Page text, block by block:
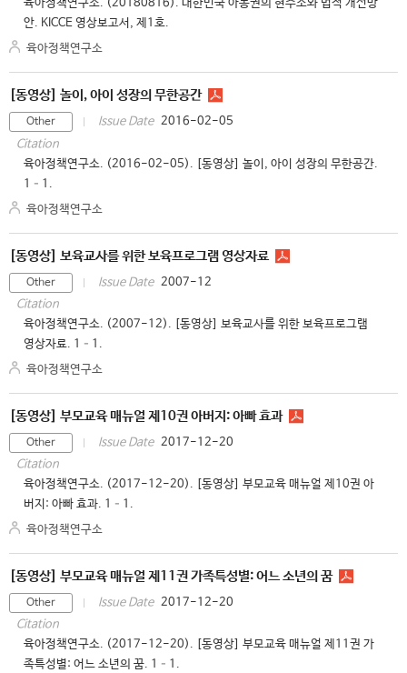
육아정책연구소. (20180816). 대한민국 아동권의 현주소와 법적 개선방
안. KICCE 영상보고서, 제1호.
육아정책연구소
[동영상] 놀이, 아이 성장의 무한공간
Other Issue Date 2016-02-05
Citation
육아정책연구소. (2016-02-05). [동영상] 놀이, 아이 성장의 무한공간.
1–1.
육아정책연구소
[동영상] 보육교사를 위한 보육프로그램 영상자료
Other Issue Date 2007-12
Citation
육아정책연구소. (2007-12). [동영상] 보육교사를 위한 보육프로그램
영상자료. 1–1.
육아정책연구소
[동영상] 부모교육 매뉴얼 제10권 아버지: 아빠 효과
Other Issue Date 2017-12-20
Citation
육아정책연구소. (2017-12-20). [동영상] 부모교육 매뉴얼 제10권 아
버지: 아빠 효과. 1–1.
육아정책연구소
[동영상] 부모교육 매뉴얼 제11권 가족특성별: 어느 소년의 꿈
Other Issue Date 2017-12-20
Citation
육아정책연구소. (2017-12-20). [동영상] 부모교육 매뉴얼 제11권 가
족특성별: 어느 소년의 꿈. 1–1.